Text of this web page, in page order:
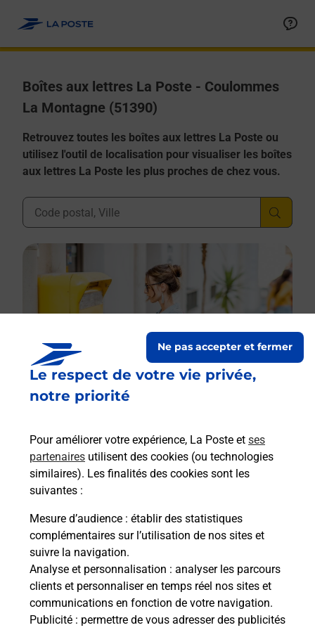
Le respect de votre vie privée,
notre priorité
Pour améliorer votre expérience, La Poste et ses
partenaires utilisent des cookies (ou technologies
similaires). Les finalités des cookies sont les
suivantes :
Mesure d’audience : établir des statistiques
complémentaires sur l’utilisation de nos sites et
suivre la navigation.
Analyse et personnalisation : analyser les parcours
clients et personnaliser en temps réel nos sites et
communications en fonction de votre navigation.
Publicité : permettre de vous adresser des publicités
Ne pas accepter et fermer
Boîtes aux lettres La Poste - Coulommes
La Montagne (51390)
Retrouvez toutes les boîtes aux lettres La Poste ou
utilisez l'outil de localisation pour visualiser les boîtes
aux lettres La Poste les plus proches de chez vous.
Ville, Département, Code Postal
Boîte aux lettres La Poste
Prochaine collecte du courriervendredi
08h30
4 Rue De La Fontaine
51390
Coulommes La Montagne
Itinéraire
Le lien s'ouvre dans un nouvel onglet